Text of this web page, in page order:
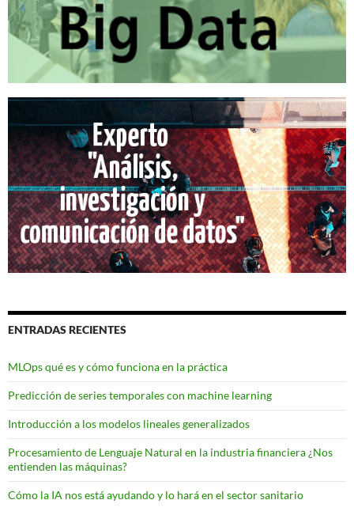
ENTRADAS RECIENTES
MLOps qué es y cómo funciona en la práctica
Predicción de series temporales con machine learning
Introducción a los modelos lineales generalizados
Procesamiento de Lenguaje Natural en la industria financiera ¿Nos
entienden las máquinas?
Cómo la IA nos está ayudando y lo hará en el sector sanitario